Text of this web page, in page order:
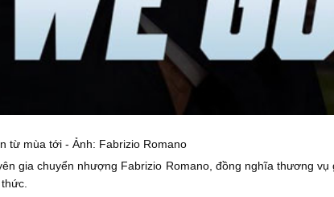
từ mùa tới - Ảnh: Fabrizio Romano
gia chuyển nhượng Fabrizio Romano, đồng nghĩa thương vụ